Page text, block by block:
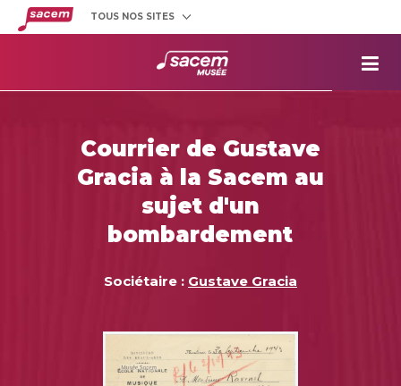
TOUS NOS SITES
Courrier de Gustave
Gracia à la Sacem au
sujet d'un
bombardement
Sociétaire : Gustave Gracia